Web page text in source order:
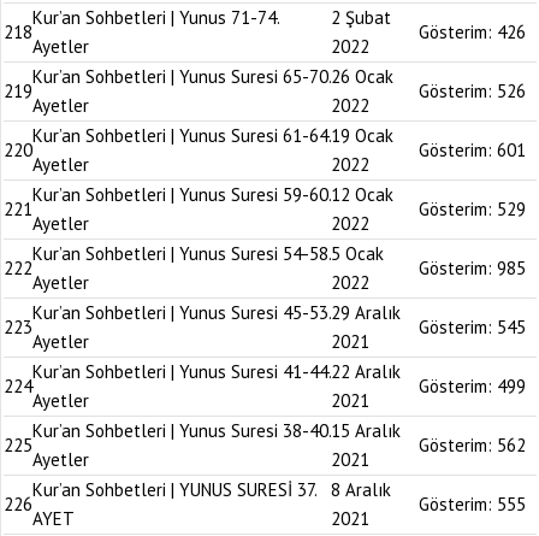
218
Kur’an Sohbetleri | Yunus 71-74.
Ayetler
2 Şubat
2022
Gösterim: 426
219
Kur’an Sohbetleri | Yunus Suresi 65-70.
Ayetler
26 Ocak
2022
Gösterim: 526
220
Kur’an Sohbetleri | Yunus Suresi 61-64.
Ayetler
19 Ocak
2022
Gösterim: 601
221
Kur’an Sohbetleri | Yunus Suresi 59-60.
Ayetler
12 Ocak
2022
Gösterim: 529
222
Kur’an Sohbetleri | Yunus Suresi 54-58.
Ayetler
5 Ocak
2022
Gösterim: 985
223
Kur’an Sohbetleri | Yunus Suresi 45-53.
Ayetler
29 Aralık
2021
Gösterim: 545
224
Kur’an Sohbetleri | Yunus Suresi 41-44.
Ayetler
22 Aralık
2021
Gösterim: 499
225
Kur’an Sohbetleri | Yunus Suresi 38-40.
Ayetler
15 Aralık
2021
Gösterim: 562
226
Kur’an Sohbetleri | YUNUS SURESİ 37.
AYET
8 Aralık
2021
Gösterim: 555